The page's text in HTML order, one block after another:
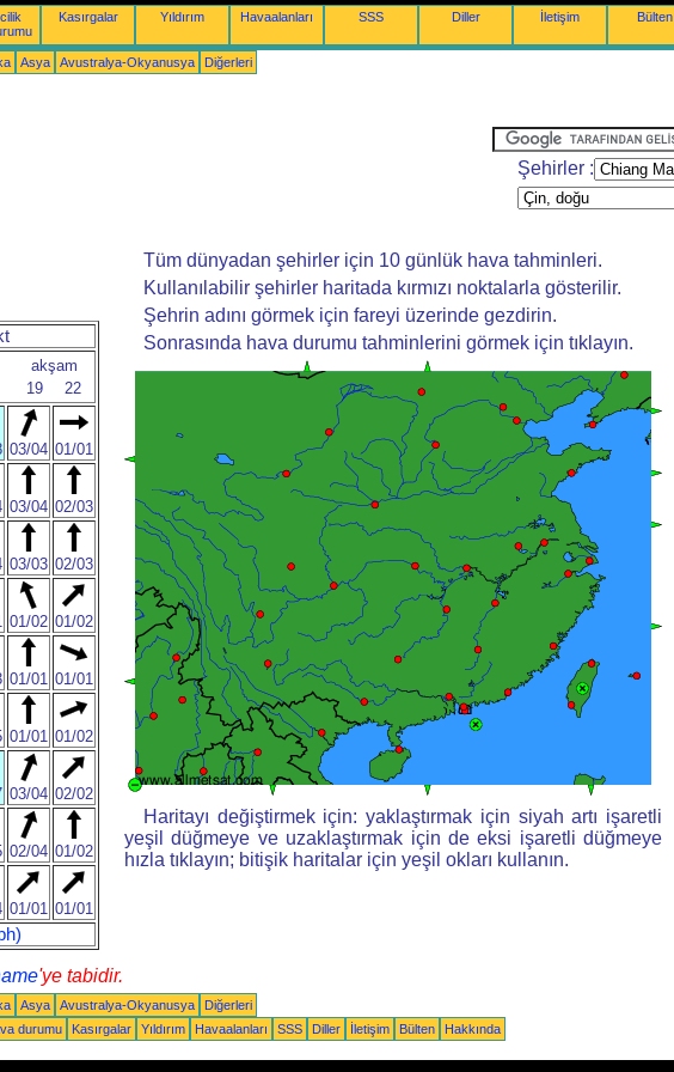
Kasırgalar Yıldırım Havaalanları SSS Diller İletişim Bülten
Asya Avustralya-Okyanusya Diğerleri
Şehirler :
akşam
19 22
03/04 01/01
03/04 02/03
03/03 02/03
01/02 01/02
01/01 01/01
01/01 01/02
03/04 02/02
02/04 01/02
01/01 01/01
Tüm dünyadan şehirler için 10 günlük hava tahminleri.
Kullanılabilir şehirler haritada kırmızı noktalarla gösterilir.
Şehrin adını görmek için fareyi üzerinde gezdirin.
Sonrasında hava durumu tahminlerini görmek için tıklayın.
Haritayı değiştirmek için: yaklaştırmak için siyah artı işaretli
yeşil düğmeye ve uzaklaştırmak için de eksi işaretli düğmeye
hızla tıklayın; bitişik haritalar için yeşil okları kullanın.
'ye tabidir.
Asya Avustralya-Okyanusya
Diğerleri
durumu Kasırgalar Yıldırım Havaalanları SSS Diller İletişim Bülten Hakkında